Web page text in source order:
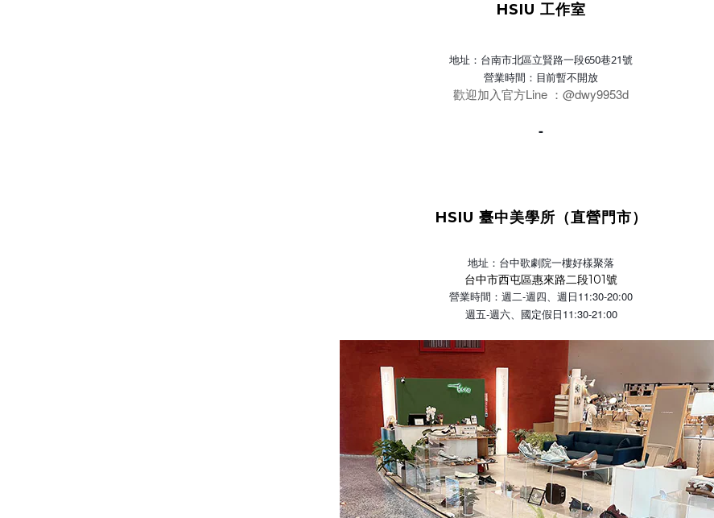
HSIU 工作室
地址：台南市北區立賢路一段650巷21號
營業時間：目前暫不開放
歡迎加入官方Line ：@dwy9953d
-
HSIU 臺中美學所（直營門市）
地址：台中歌劇院一樓好樣聚落
台中市西屯區惠來路二段101號
營業時間：週二-週四、週日11:30-20:00
週五-週六、國定假日11:30-21:00